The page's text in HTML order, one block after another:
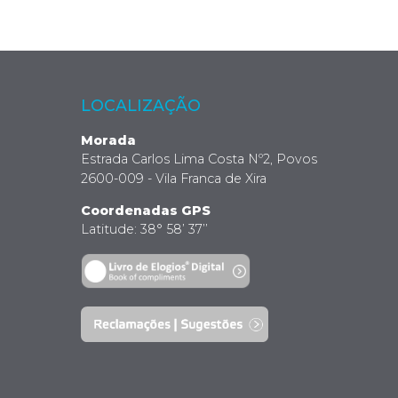
LOCALIZAÇÃO
Morada
Estrada Carlos Lima Costa Nº2, Povos
2600-009 - Vila Franca de Xira
Coordenadas GPS
Latitude: 38° 58’ 37’’